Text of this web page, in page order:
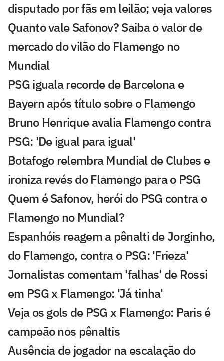
disputado por fãs em leilão; veja valores
Quanto vale Safonov? Saiba o valor de
mercado do vilão do Flamengo no
Mundial
PSG iguala recorde de Barcelona e
Bayern após título sobre o Flamengo
Bruno Henrique avalia Flamengo contra
PSG: 'De igual para igual'
Botafogo relembra Mundial de Clubes e
ironiza revés do Flamengo para o PSG
Quem é Safonov, herói do PSG contra o
Flamengo no Mundial?
Espanhóis reagem a pênalti de Jorginho,
do Flamengo, contra o PSG: 'Frieza'
Jornalistas comentam 'falhas' de Rossi
em PSG x Flamengo: 'Já tinha'
Veja os gols de PSG x Flamengo: Paris é
campeão nos pênaltis
Ausência de jogador na escalação do